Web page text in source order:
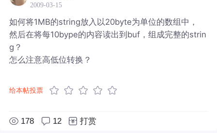
2009-03-15
如何将1MB的string放入以20byte为单位的数组中，
然后在将每10bype的内容读出到buf，组成完整的strin
g？
怎么注意高低位转换？
给本帖投票
178 12 打赏